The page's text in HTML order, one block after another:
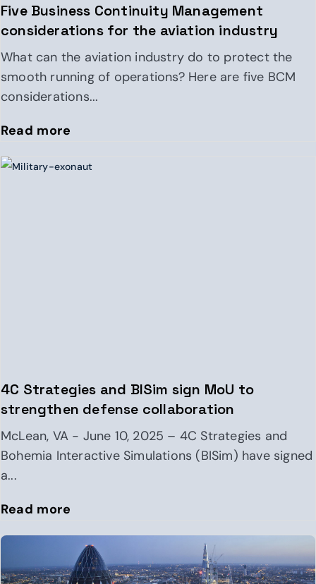
Five Business Continuity Management
considerations for the aviation industry
What can the aviation industry do to protect the
smooth running of operations? Here are five BCM
considerations...
Read more
4C Strategies and BISim sign MoU to
strengthen defense collaboration
McLean, VA - June 10, 2025 – 4C Strategies and
Bohemia Interactive Simulations (BISim) have signed
a...
Read more